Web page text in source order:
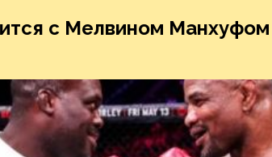
с Мелвином Манхуфом